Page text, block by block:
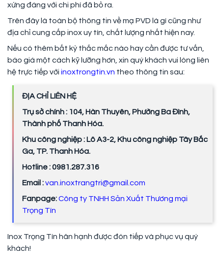
xứng đáng với chi phí đã bỏ ra.
Trên đây là toàn bộ thông tin về mạ PVD là gì cũng như
địa chỉ cung cấp inox uy tín, chất lượng nhất hiện nay.
Nếu có thêm bất kỳ thắc mắc nào hay cần được tư vấn,
báo giá một cách kỹ lưỡng hơn, xin quý khách vui lòng liên
hệ trực tiếp với inoxtrongtin.vn theo thông tin sau:
ĐỊA CHỈ LIÊN HỆ
Trụ sở chính : 104, Hàn Thuyên, Phường Ba Đình,
Thành phố Thanh Hóa.
Khu công nghiệp : Lô A3-2, Khu công nghiệp Tây Bắc
Ga, TP. Thanh Hóa.
Hotline : 0981.287.316
Email :van.inoxtrangtri@gmail.com
Fanpage:Công ty TNHH Sản Xuất Thương mại
Trọng Tín
Inox Trọng Tín hân hạnh được đón tiếp và phục vụ quý
khách!